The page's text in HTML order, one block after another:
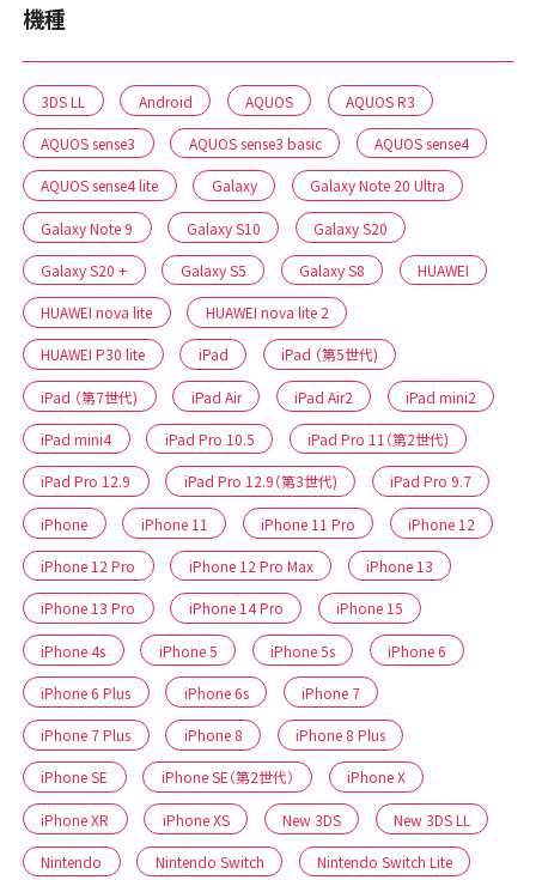
機種
3DS LL Android AQUOS AQUOS R3
AQUOS sense3 AQUOS sense3 basic AQUOS sense4
AQUOS sense4 lite Galaxy Galaxy Note 20 Ultra
Galaxy Note 9 Galaxy S10 Galaxy S20
Galaxy S20 + Galaxy S5 Galaxy S8 HUAWEI
HUAWEI nova lite HUAWEI nova lite 2
HUAWEI P30 lite iPad iPad （第5世代)
iPad （第7世代) iPad Air iPad Air2 iPad mini2
iPad mini4 iPad Pro 10.5 iPad Pro 11（第2世代)
iPad Pro 12.9 iPad Pro 12.9（第3世代) iPad Pro 9.7
iPhone iPhone 11 iPhone 11 Pro iPhone 12
iPhone 12 Pro iPhone 12 Pro Max iPhone 13
iPhone 13 Pro iPhone 14 Pro iPhone 15
iPhone 4s iPhone 5 iPhone 5s iPhone 6
iPhone 6 Plus iPhone 6s iPhone 7
iPhone 7 Plus iPhone 8 iPhone 8 Plus
iPhone SE iPhone SE（第2世代） iPhone X
iPhone XR iPhone XS New 3DS New 3DS LL
Nintendo Nintendo Switch Nintendo Switch Lite